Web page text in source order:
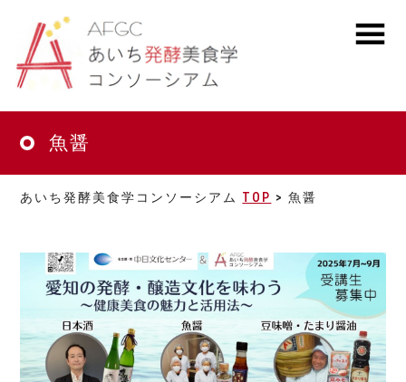
main
content
魚醤
あいち発酵美食学コンソーシアム TOP > 魚醤